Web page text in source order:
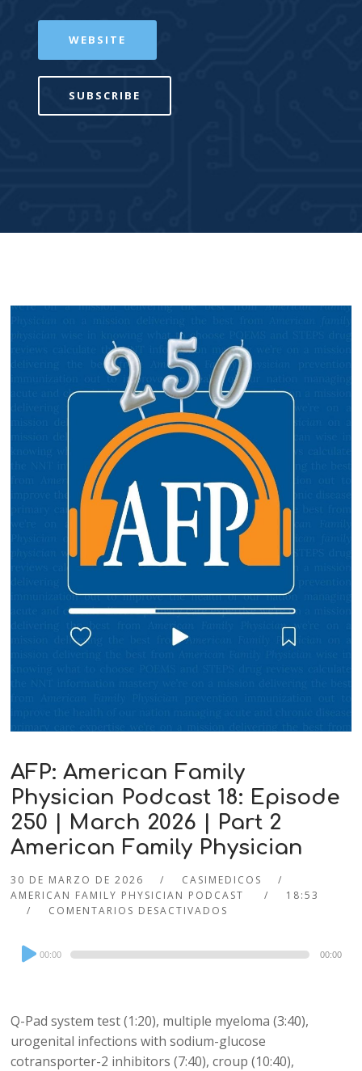
WEBSITE
SUBSCRIBE
AFP: American Family
Physician Podcast 18: Episode
250 | March 2026 | Part 2
American Family Physician
30 DE MARZO DE 2026
CASIMEDICOS
AMERICAN FAMILY PHYSICIAN PODCAST
18:53
COMENTARIOS DESACTIVADOS
Audio
Player
00:00 00:00
Q-Pad system test (1:20), multiple myeloma (3:40),
urogenital infections with sodium-glucose
cotransporter-2 inhibitors (7:40), croup (10:40),